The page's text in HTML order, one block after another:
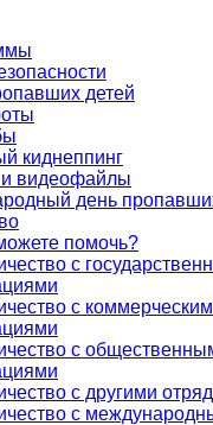
детей
киднеппинг
и видеофайлы
день
помочь?
с
с
с
с другими
с